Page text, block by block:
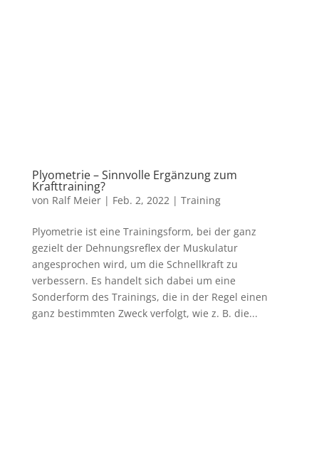
Plyometrie – Sinnvolle Ergänzung zum
Krafttraining?
von Ralf Meier| Feb. 2, 2022| Training
Plyometrie ist eine Trainingsform, bei der ganz
gezielt der Dehnungsreflex der Muskulatur
angesprochen wird, um die Schnellkraft zu
verbessern. Es handelt sich dabei um eine
Sonderform des Trainings, die in der Regel einen
ganz bestimmten Zweck verfolgt, wie z. B. die...